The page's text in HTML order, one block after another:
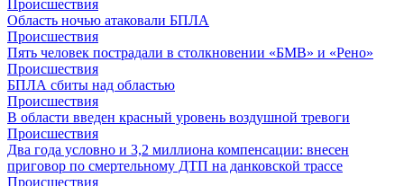
Происшествия
Область ночью атаковали БПЛА
Происшествия
Пять человек пострадали в столкновении «БМВ» и «Рено»
Происшествия
БПЛА сбиты над областью
Происшествия
В области введен красный уровень воздушной тревоги
Происшествия
Два года условно и 3,2 миллиона компенсации: внесен
приговор по смертельному ДТП на данковской трассе
Происшествия